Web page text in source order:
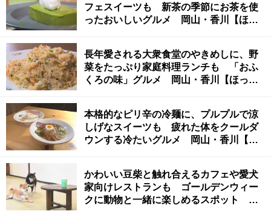
フェスイーツも 新茶の季節にお茶を使
ったおいしいグルメ 岡山・香川【ほっ
長年愛される大衆食堂のやきめしに、野
菜をたっぷり家庭料理ランチも 「おふ
くろの味」グルメ 岡山・香川【ほっと
本格的なピリ辛の冷麺に、プルプルで涼
しげなスイーツも 疲れた体をクールダ
ウンする冷たいグルメ 岡山・香川【ほ
かわいい豆柴と触れ合えるカフェや愛犬
家向けレストランも ゴールデンウィー
クに動物と一緒に楽しめるスポット 岡